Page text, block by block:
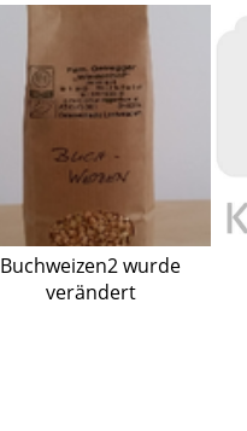
Buchweizen2 wurde
verändert